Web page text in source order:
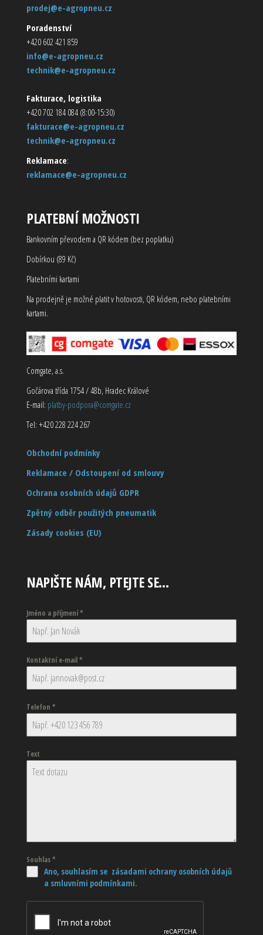
prodej@e-agropneu.cz
Poradenství
+420 602 421 859
info@e-agropneu.cz
technik@e-agropneu.cz
Fakturace, logistika
+420 702 184 084 (8:00-15:30)
fakturace@e-agropneu.cz
technik@e-agropneu.cz
Reklamace:
reklamace@e-agropneu.cz
PLATEBNÍ MOŽNOSTI
Bankovním převodem a QR kódem (bez poplatku)
Dobírkou (89 Kč)
Platebními kartami
Na prodejně je možné platit v hotovosti, QR kódem, nebo platebními
kartami.
Comgate, a.s.
Gočárova třída 1754 / 48b, Hradec Králové
E-mail: platby-podpora@comgate.cz
Tel: +420 228 224 267
Obchodní podmínky
Reklamace / Odstoupení od smlouvy
Ochrana osobních údajů GDPR
Zpětný odběr použitých pneumatik
Zásady cookies (EU)
NAPIŠTE NÁM, PTEJTE SE…
Jméno a příjmení*
Kontaktní e-mail*
Telefon *
Text
Souhlas*
Ano, souhlasím se zásadami ochrany osobních údajů
a smluvními podmínkami.